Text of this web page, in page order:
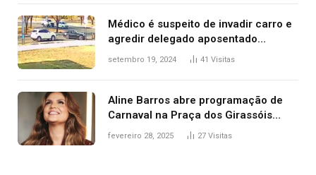
Médico é suspeito de invadir carro e
agredir delegado aposentado
durante confusão no trânsito
setembro 19, 2024 41 Visitas
Aline Barros abre programação de
Carnaval na Praça dos Girassóis
nesta sexta-feira, em Palmas
fevereiro 28, 2025 27 Visitas